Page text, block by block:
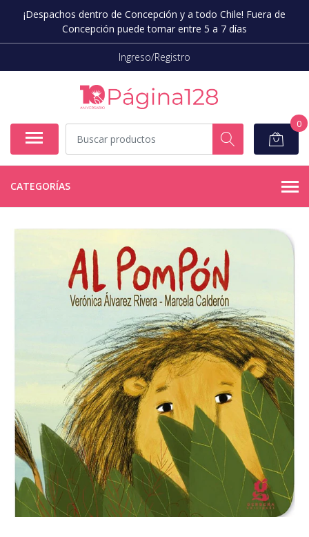
¡Despachos dentro de Concepción y a todo Chile! Fuera de
Concepción puede tomar entre 5 a 7 días
Ingreso/Registro
0
CATEGORÍAS